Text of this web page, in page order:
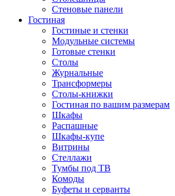
Стеновые панели
Гостиная
Гостиные и стенки
Модульные системы
Готовые стенки
Столы
Журнальные
Трансформеры
Столы-книжки
Гостиная по вашим размерам
Шкафы
Распашные
Шкафы-купе
Витрины
Стеллажи
Тумбы под ТВ
Комоды
Буфеты и серванты